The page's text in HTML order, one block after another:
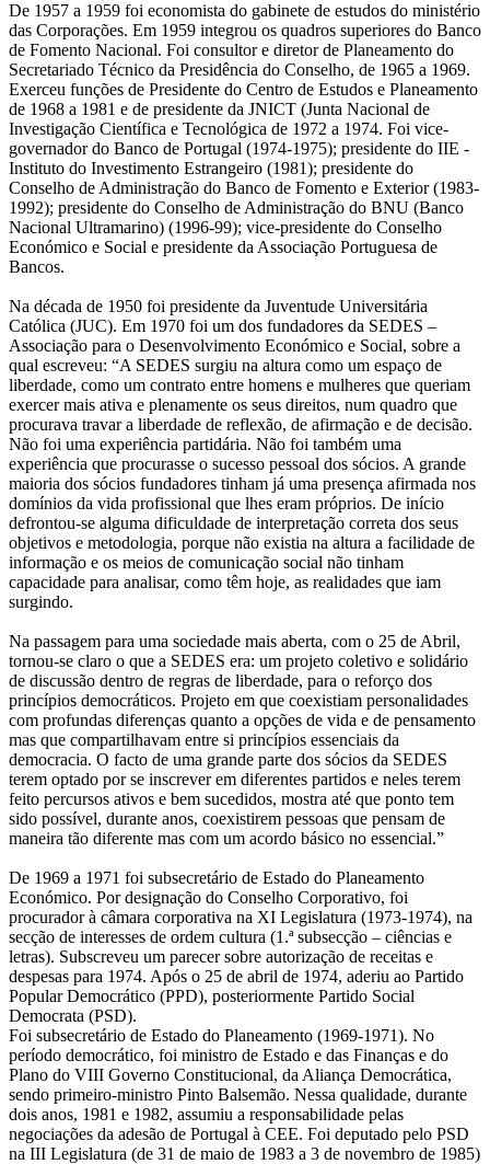
De 1957 a 1959 foi economista do gabinete de estudos do ministério
das Corporações. Em 1959 integrou os quadros superiores do Banco
de Fomento Nacional. Foi consultor e diretor de Planeamento do
Secretariado Técnico da Presidência do Conselho, de 1965 a 1969.
Exerceu funções de Presidente do Centro de Estudos e Planeamento
de 1968 a 1981 e de presidente da JNICT (Junta Nacional de
Investigação Científica e Tecnológica de 1972 a 1974. Foi vice-
governador do Banco de Portugal (1974-1975); presidente do IIE -
Instituto do Investimento Estrangeiro (1981); presidente do
Conselho de Administração do Banco de Fomento e Exterior (1983-
1992); presidente do Conselho de Administração do BNU (Banco
Nacional Ultramarino) (1996-99); vice-presidente do Conselho
Económico e Social e presidente da Associação Portuguesa de
Bancos.
Na década de 1950 foi presidente da Juventude Universitária
Católica (JUC). Em 1970 foi um dos fundadores da SEDES –
Associação para o Desenvolvimento Económico e Social, sobre a
qual escreveu: “A SEDES surgiu na altura como um espaço de
liberdade, como um contrato entre homens e mulheres que queriam
exercer mais ativa e plenamente os seus direitos, num quadro que
procurava travar a liberdade de reflexão, de afirmação e de decisão.
Não foi uma experiência partidária. Não foi também uma
experiência que procurasse o sucesso pessoal dos sócios. A grande
maioria dos sócios fundadores tinham já uma presença afirmada nos
domínios da vida profissional que lhes eram próprios. De início
defrontou-se alguma dificuldade de interpretação correta dos seus
objetivos e metodologia, porque não existia na altura a facilidade de
informação e os meios de comunicação social não tinham
capacidade para analisar, como têm hoje, as realidades que iam
surgindo.
Na passagem para uma sociedade mais aberta, com o 25 de Abril,
tornou-se claro o que a SEDES era: um projeto coletivo e solidário
de discussão dentro de regras de liberdade, para o reforço dos
princípios democráticos. Projeto em que coexistiam personalidades
com profundas diferenças quanto a opções de vida e de pensamento
mas que compartilhavam entre si princípios essenciais da
democracia. O facto de uma grande parte dos sócios da SEDES
terem optado por se inscrever em diferentes partidos e neles terem
feito percursos ativos e bem sucedidos, mostra até que ponto tem
sido possível, durante anos, coexistirem pessoas que pensam de
maneira tão diferente mas com um acordo básico no essencial.”
De 1969 a 1971 foi subsecretário de Estado do Planeamento
Económico. Por designação do Conselho Corporativo, foi
procurador à câmara corporativa na XI Legislatura (1973-1974), na
secção de interesses de ordem cultura (1.ª subsecção – ciências e
letras). Subscreveu um parecer sobre autorização de receitas e
despesas para 1974. Após o 25 de abril de 1974, aderiu ao Partido
Popular Democrático (PPD), posteriormente Partido Social
Democrata (PSD).
Foi subsecretário de Estado do Planeamento (1969-1971). No
período democrático, foi ministro de Estado e das Finanças e do
Plano do VIII Governo Constitucional, da Aliança Democrática,
sendo primeiro-ministro Pinto Balsemão. Nessa qualidade, durante
dois anos, 1981 e 1982, assumiu a responsabilidade pelas
negociações da adesão de Portugal à CEE. Foi deputado pelo PSD
na III Legislatura (de 31 de maio de 1983 a 3 de novembro de 1985)